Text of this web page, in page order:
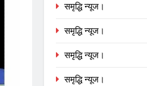
समृद्धि न्यूज।
समृद्धि न्यूज।
समृद्धि न्यूज।
समृद्धि न्यूज।